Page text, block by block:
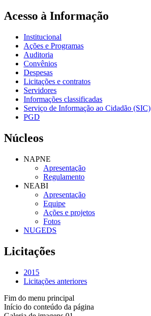
Acesso à Informação
Institucional
Ações e Programas
Auditoria
Convênios
Despesas
Licitações e contratos
Servidores
Informações classificadas
Serviço de Informação ao Cidadão (SIC)
PGD
Núcleos
NAPNE
Apresentação
Regulamento
NEABI
Apresentação
Equipe
Ações e projetos
Fotos
NUGEDS
Licitações
2015
Licitações anteriores
Fim do menu principal
Início do conteúdo da página